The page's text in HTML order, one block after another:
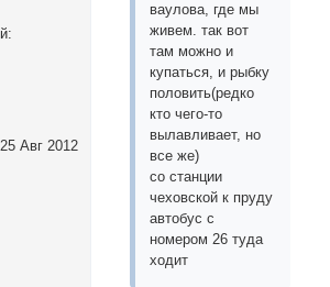
Авг 2012
ваулова, где мы
живем. так вот
там можно и
купаться, и рыбку
половить(редко
кто чего-то
вылавливает, но
все же)
со станции
чеховской к пруду
автобус с
номером 26 туда
ходит